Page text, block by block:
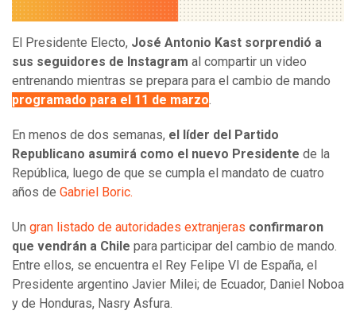
El Presidente Electo, José Antonio Kast sorprendió a
sus seguidores de Instagram al compartir un video
entrenando mientras se prepara para el cambio de mando
programado para el 11 de marzo.
En menos de dos semanas, el líder del Partido
Republicano asumirá como el nuevo Presidente de la
República, luego de que se cumpla el mandato de cuatro
años de Gabriel Boric.
Un gran listado de autoridades extranjeras confirmaron
que vendrán a Chile para participar del cambio de mando.
Entre ellos, se encuentra el Rey Felipe VI de España, el
Presidente argentino Javier Milei; de Ecuador, Daniel Noboa
y de Honduras, Nasry Asfura.